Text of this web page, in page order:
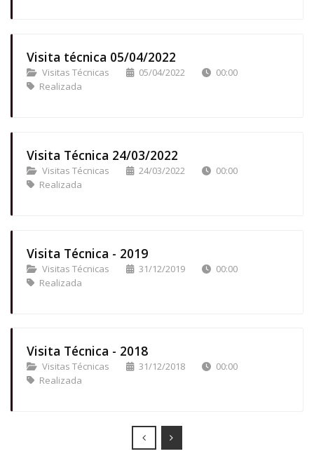
Visita técnica 05/04/2022
Visitas Técnicas 05/04/2022
00:00
Realizada
Visita Técnica 24/03/2022
Visitas Técnicas 24/03/2022
00:00
Realizada
Visita Técnica - 2019
Visitas Técnicas 31/12/2019
00:00
Realizada
Visita Técnica - 2018
Visitas Técnicas 31/12/2018
00:00
Realizada
Prev Next